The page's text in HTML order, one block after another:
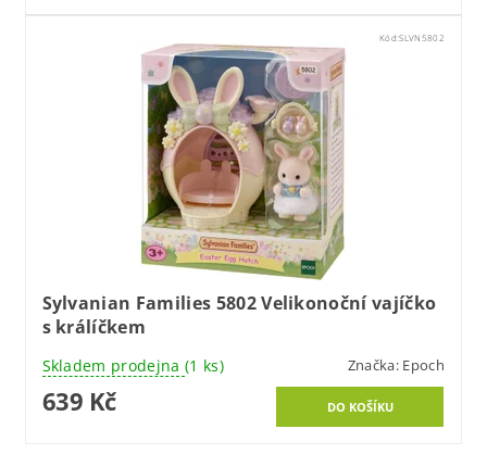
Kód:SLVN5802
Sylvanian Families 5802 Velikonoční vajíčko
s králíčkem
Skladem prodejna (1 ks) Značka: Epoch
639 Kč